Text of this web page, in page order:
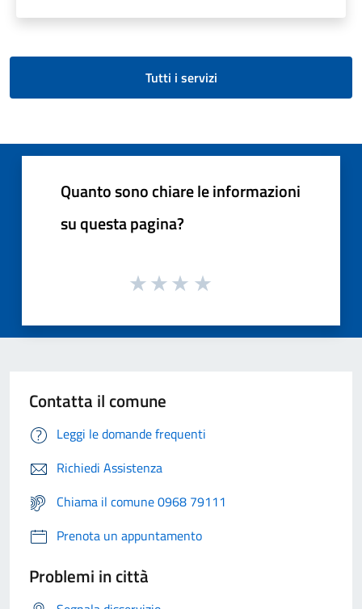
Tutti i servizi
Quanto sono chiare le informazioni
su questa pagina?
Contatta il comune
Leggi le domande frequenti
Richiedi Assistenza
Chiama il comune 0968 79111
Prenota un appuntamento
Problemi in città